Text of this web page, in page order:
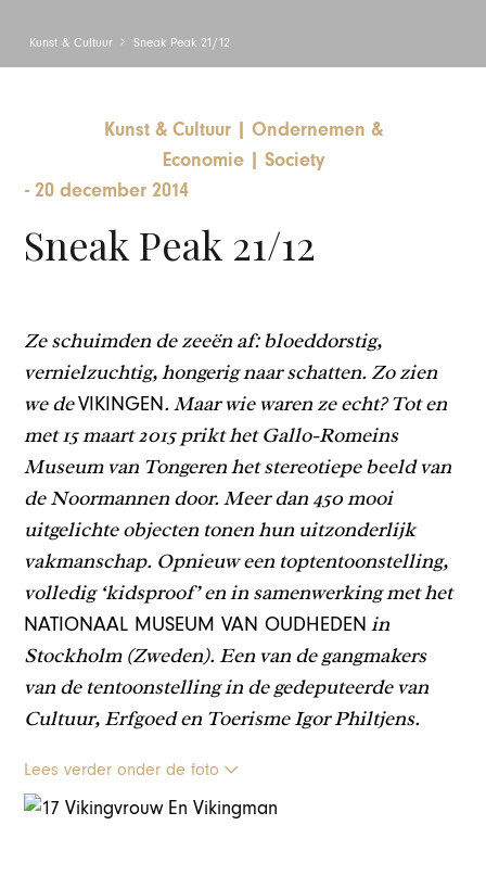
Kunst & Cultuur Sneak Peak 21/12
Kunst & Cultuur
Ondernemen &
Economie
Society
-20 december 2014
Sneak Peak 21/12
Ze schuimden de zeeën af: bloeddorstig,
vernielzuchtig, hongerig naar schatten. Zo zien
we deVIKINGEN. Maar wie waren ze echt? Tot en
met 15 maart 2015 prikt het Gallo-Romeins
Museum van Tongeren het stereotiepe beeld van
de Noormannen door. Meer dan 450 mooi
uitgelichte objecten tonen hun uitzonderlijk
vakmanschap. Opnieuw een toptentoonstelling,
volledig ‘kidsproof’ en in samenwerking met het
NATIONAAL MUSEUM VAN OUDHEDEN in
Stockholm (Zweden). Een van de gangmakers
van de tentoonstelling in de gedeputeerde van
Cultuur, Erfgoed en Toerisme Igor Philtjens.
Lees verder onder de foto